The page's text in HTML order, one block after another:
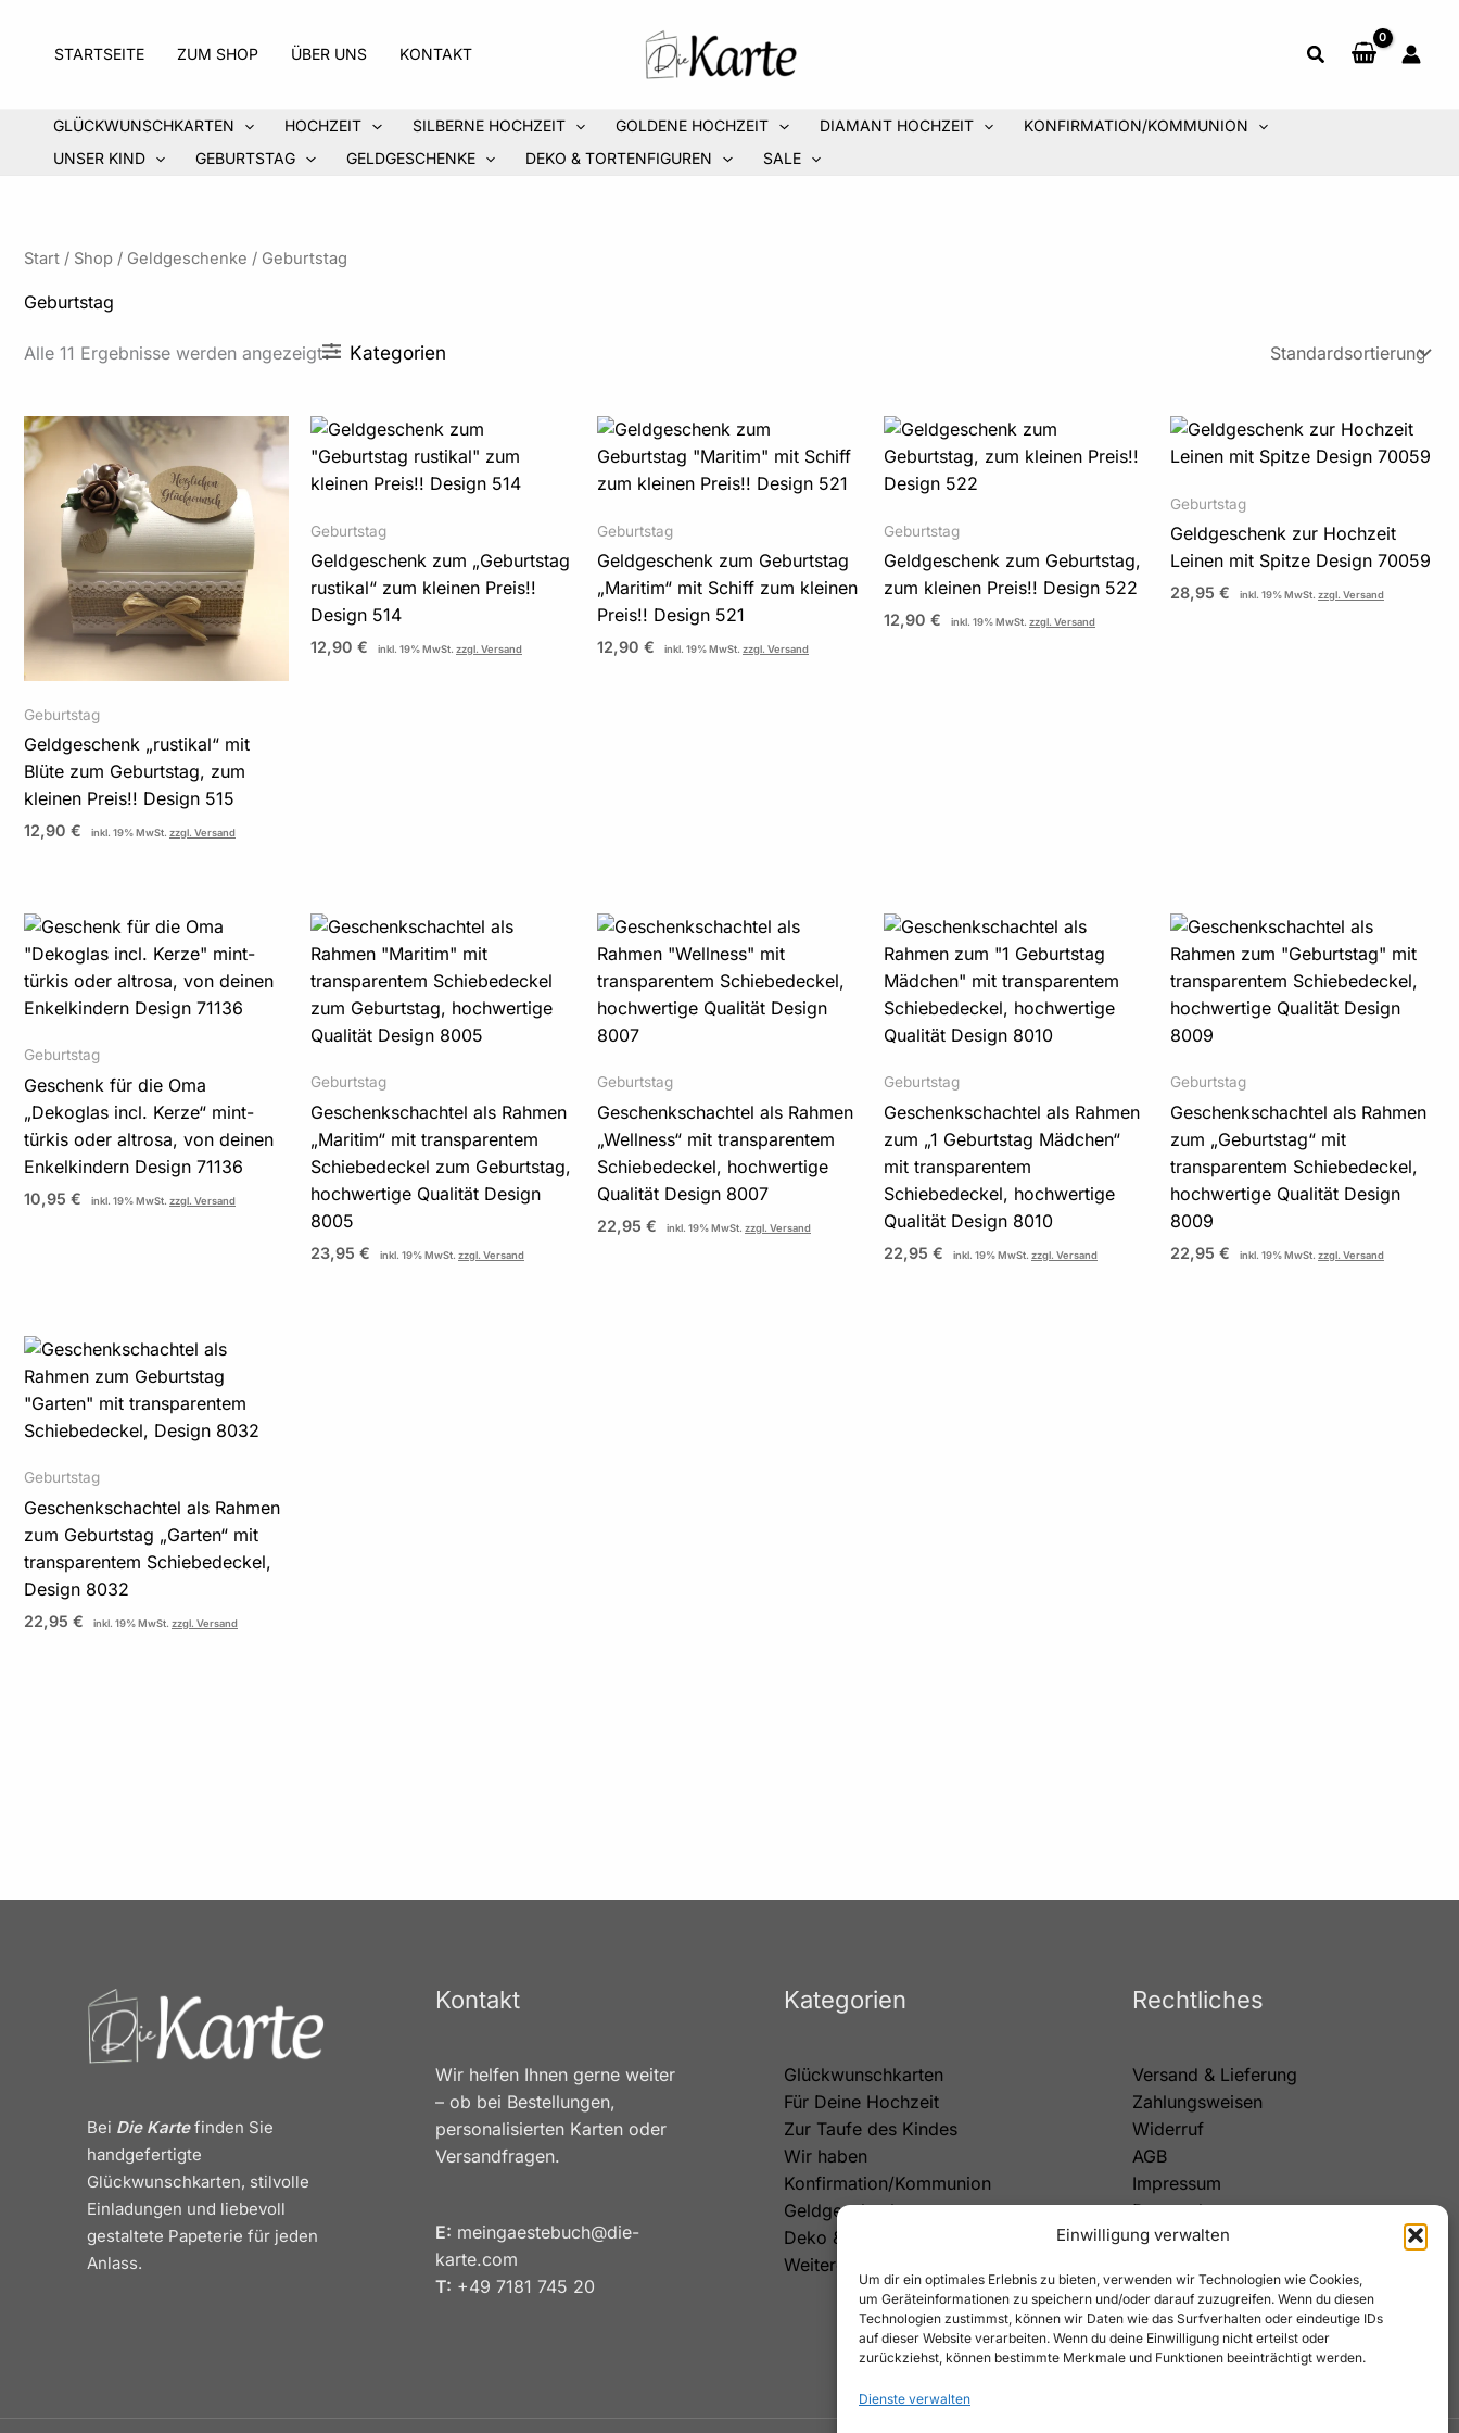
Einwilligung verwalten
Um dir ein optimales Erlebnis zu bieten, verwenden wir Technologien wie Cookies,
um Geräteinformationen zu speichern und/oder darauf zuzugreifen. Wenn du diesen
Technologien zustimmst, können wir Daten wie das Surfverhalten oder eindeutige IDs
auf dieser Website verarbeiten. Wenn du deine Einwilligung nicht erteilst oder
zurückziehst, können bestimmte Merkmale und Funktionen beeinträchtigt werden.
Dienste verwalten
springen
STARTSEITE ZUM SHOP ÜBER UNS KONTAKT
GLÜCKWUNSCHKARTEN HOCHZEIT SILBERNE HOCHZEIT GOLDENE HOCHZEIT DIAMANT HOCHZEIT
KONFIRMATION/KOMMUNION
UNSER KIND
GEBURTSTAG GELDGESCHENKE DEKO & TORTENFIGUREN SALE
Start / Shop / Geldgeschenke / Geburtstag
Geburtstag
Alle 11 Ergebnisse werden angezeigt Kategorien
Geburtstag
Geldgeschenk „rustikal“ mit
Blüte zum Geburtstag, zum
kleinen Preis!! Design 515
12,90 € inkl. 19% MwSt. zzgl. Versand
Geburtstag
Geldgeschenk zum „Geburtstag
rustikal“ zum kleinen Preis!!
Design 514
12,90 € inkl. 19% MwSt. zzgl. Versand
Geburtstag
Geldgeschenk zum Geburtstag
„Maritim“ mit Schiff zum kleinen
Preis!! Design 521
12,90 € inkl. 19% MwSt. zzgl. Versand
Geburtstag
Geldgeschenk zum Geburtstag,
zum kleinen Preis!! Design 522
12,90 € inkl. 19% MwSt. zzgl. Versand
Geburtstag
Geldgeschenk zur Hochzeit
Leinen mit Spitze Design 70059
28,95 € inkl. 19% MwSt. zzgl. Versand
Geburtstag
Geschenk für die Oma
„Dekoglas incl. Kerze“ mint-
türkis oder altrosa, von deinen
Enkelkindern Design 71136
10,95 € inkl. 19% MwSt. zzgl. Versand
Geburtstag
Geschenkschachtel als Rahmen
„Maritim“ mit transparentem
Schiebedeckel zum Geburtstag,
hochwertige Qualität Design
8005
23,95 € inkl. 19% MwSt. zzgl. Versand
Geburtstag
Geschenkschachtel als Rahmen
„Wellness“ mit transparentem
Schiebedeckel, hochwertige
Qualität Design 8007
22,95 € inkl. 19% MwSt. zzgl. Versand
Geburtstag
Geschenkschachtel als Rahmen
zum „1 Geburtstag Mädchen“
mit transparentem
Schiebedeckel, hochwertige
Qualität Design 8010
22,95 € inkl. 19% MwSt. zzgl. Versand
Geburtstag
Geschenkschachtel als Rahmen
zum „Geburtstag“ mit
transparentem Schiebedeckel,
hochwertige Qualität Design
8009
22,95 € inkl. 19% MwSt. zzgl. Versand
Geburtstag
Geschenkschachtel als Rahmen
zum Geburtstag „Garten“ mit
transparentem Schiebedeckel,
Design 8032
22,95 € inkl. 19% MwSt. zzgl. Versand
Bei Die Kartefinden Sie
handgefertigte
Glückwunschkarten, stilvolle
Einladungen und liebevoll
gestaltete Papeterie für jeden
Anlass.
Kontakt
Wir helfen Ihnen gerne weiter
– ob bei Bestellungen,
personalisierten Karten oder
Versandfragen.
E: meingaestebuch@die-
karte.com
T: +49 7181 745 20
Kategorien
Glückwunschkarten
Für Deine Hochzeit
Zur Taufe des Kindes
Wir haben
Konfirmation/Kommunion
Geldgeschenke
Deko & Tortenfiguren
Weitere Kategorien
Rechtliches
Versand & Lieferung
Zahlungsweisen
Widerruf
AGB
Impressum
Datenschutz
Cookies